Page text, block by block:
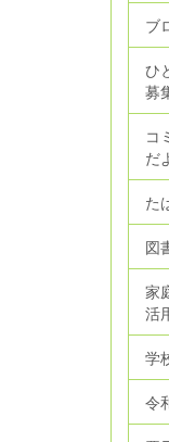
ブ
ひ
募
コ
だ
た
図
家
活
学
令